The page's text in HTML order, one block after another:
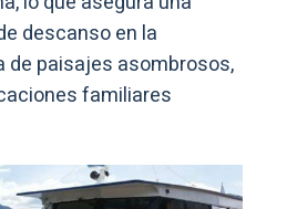
descanso en la
de paisajes asombrosos,
familiares